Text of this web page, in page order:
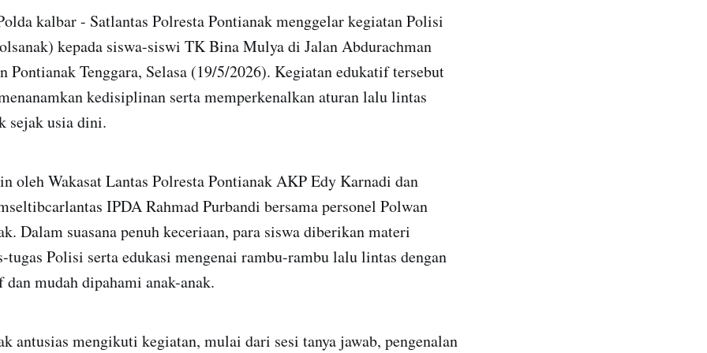
kalbar - Satlantas Polresta Pontianak menggelar kegiatan Polisi
kepada siswa-siswi TK Bina Mulya di Jalan Abdurachman
Pontianak Tenggara, Selasa (19/5/2026). Kegiatan edukatif tersebut
kedisiplinan serta memperkenalkan aturan lalu lintas
sejak usia dini.
oleh Wakasat Lantas Polresta Pontianak AKP Edy Karnadi dan
IPDA Rahmad Purbandi bersama personel Polwan
Dalam suasana penuh keceriaan, para siswa diberikan materi
tugas Polisi serta edukasi mengenai rambu-rambu lalu lintas dengan
mudah dipahami anak-anak.
antusias mengikuti kegiatan, mulai dari sesi tanya jawab, pengenalan